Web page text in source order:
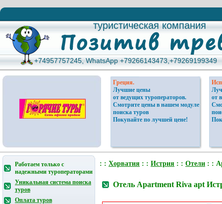
туристическая компания
туристическая компания
+74957757245, WhatsApp +79266143473,+79269199349
+74957757245, WhatsApp +79266143473,+79269199349
Греция.
Лучшие цены
от ведущих туроператоров.
Смотрите цены в нашем модуле
поиска туров
Покупайте по лучшей цене!
от
Работаем только с
надежными туроператорами
Уникальная система поиска
туров
Оплата туров
: : Хорватия : : Истрия : : Отели : :
Отель Apartment Riva apt